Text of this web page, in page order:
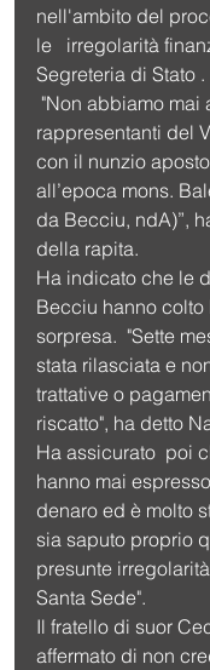
nell'ambito del
le   irregolarità
Segreteria di Stato .
rappresentanti del
con il nunzio
all’epoca mons.
da Becciu, ndA)”,
della rapita.
Ha indicato che le
Becciu hanno
sorpresa.  "Sette
stata rilasciata e
trattative o
riscatto", ha detto
Ha assicurato  poi
hanno mai
denaro ed è molto
sia saputo proprio
presunte
Santa Sede".
Il fratello di suor
affermato di non